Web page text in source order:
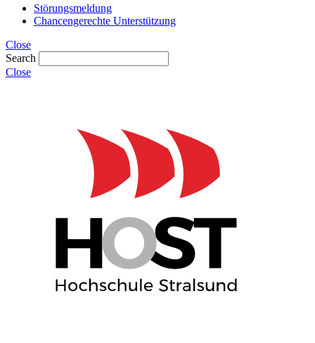
Störungsmeldung
Chancengerechte Unterstützung
Close
Search
Close